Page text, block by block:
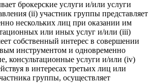
брокерские услуги и/или услуги
(ii) участник группы представляет
нескольких лиц при оказании им
или иных услуг и/или (iii)
собственный интерес в совершении
инструментом и одновременно
консультационные услуги и/или (iv)
в интересах третьих лиц или
группы, осуществляет